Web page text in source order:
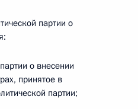
партии о
о внесении
принятое в
партии;